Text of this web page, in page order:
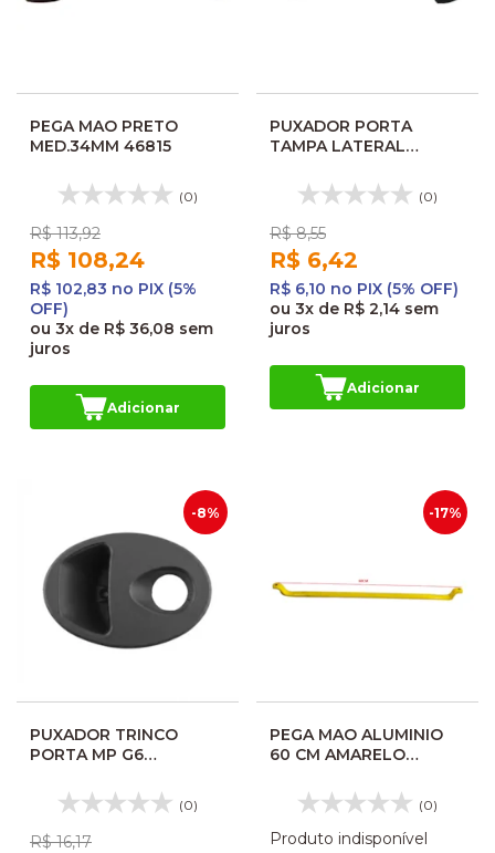
PEGA MAO PRETO
MED.34MM 46815
(0)
R$ 113,92
R$ 108,24
R$ 102,83 no PIX (5%
OFF)
ou 3x de R$ 36,08 sem
juros
Adicionar
PUXADOR PORTA
TAMPA LATERAL
CINZA/PRETO 0391247
(0)
R$ 8,55
R$ 6,42
R$ 6,10 no PIX (5% OFF)
ou 3x de R$ 2,14 sem
juros
Adicionar
-8%
PUXADOR TRINCO
PORTA MP G6
(0)
R$ 16,17
-17%
PEGA MAO ALUMINIO
60 CM AMARELO
(0)
Produto indisponível